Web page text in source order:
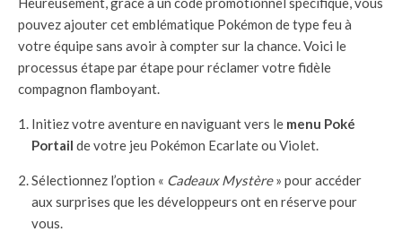
pouvez ajouter cet emblématique Pokémon de type feu à
votre équipe sans avoir à compter sur la chance. Voici le
processus étape par étape pour réclamer votre fidèle
compagnon flamboyant.
Initiez votre aventure en naviguant vers le menu Poké
Portail de votre jeu Pokémon Ecarlate ou Violet.
Sélectionnez l’option « Cadeaux Mystère» pour accéder
aux surprises que les développeurs ont en réserve pour
vous.